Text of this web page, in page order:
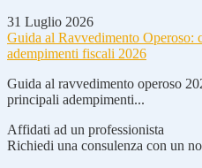
31 Luglio 2026
Guida al Ravvedimento Operoso:
adempimenti fiscali 2026
Guida al ravvedimento operoso
principali adempimenti...
Affidati ad un professionista
Richiedi una consulenza con un